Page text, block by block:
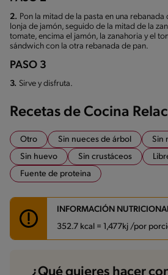
2. Pon la mitad de la pasta en una rebanada
lonja de jamón, seguido de la mitad de la
tomate, encima el jamón, la zanahoria y el
sándwich con la otra rebanada de pan.
PASO 3
3. Sirve y disfruta.
Recetas de Cocina
Otro Sin nueces de árbol Sin
Sin huevo
Sin crustáceos
Fuente de proteina
INFORMACIÓN
352.7 kcal = 1,477kj /por
Carbohidratos 46.2 g